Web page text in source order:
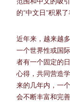
的“中文日”积累了
近年来，越来越
一个世界性或国
者有一个固定的
心得，共同营造
来的几年内，一
会不断丰富和完善